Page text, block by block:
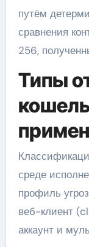
путём
сравнения
256,
Типы
среде
профиль
веб-клиент
аккаунт и